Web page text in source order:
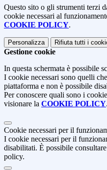
Questo sito o gli strumenti terzi
cookie necessari al
COOKIE POLICY.
Personalizza Rifiuta tutti i
Gestione cookie
In questa schermata è possibile
I cookie necessari sono quelli
piattaforma e non è possibile
Per conoscere quali sono i
visionare la COOKIE POLICY.
Cookie necessari per il
I cookie necessari per il
disabilitati. È possibile
policy.